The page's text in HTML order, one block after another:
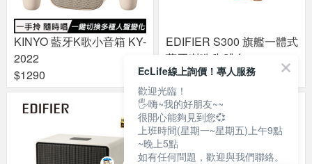
KINYO 藍牙K歌小音箱 KY-
2022
$1290
EDIFIER S300 旗艦一體式
藍牙喇叭 咖啡色
$7191
EcLife線上詢價！專人服務
歡迎光臨！
🖐嗨~我的好朋友~~
很開心能夠見到您💞
上班時間(星期一~星期五)上午9點
~晚上5點
如有任何問題，歡迎與我們聯絡。